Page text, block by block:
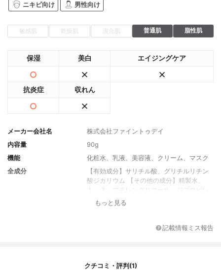
ニキビ向け 男性向け
敏感肌 乾燥肌 混合肌 普通肌 脂性肌
保湿 美白 エイジングケア
抗炎症 収れん
メーカー会社名
株式会社ファイントゥデイ
内容量
90g
機能
化粧水、乳液、美容液、クリーム、マスク
全成分
【有効成分】サリチル酸、グリチルリチン
酸ジカリウム 【その他の成分】精製水、
１，３－ブチレングリコール、ジプロピレ
ングリコール、メチルポリシロキサン、ポ
ポリマー、２－アミノ－２－メチル－１－
クリル酸・メタクリル酸アルキル共重合
もっと見る
記載情報ミス報告
クチコミ・評判(1)